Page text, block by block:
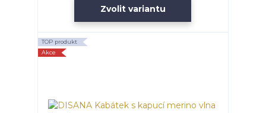
Zvolit variantu
TOP produkt
Akce